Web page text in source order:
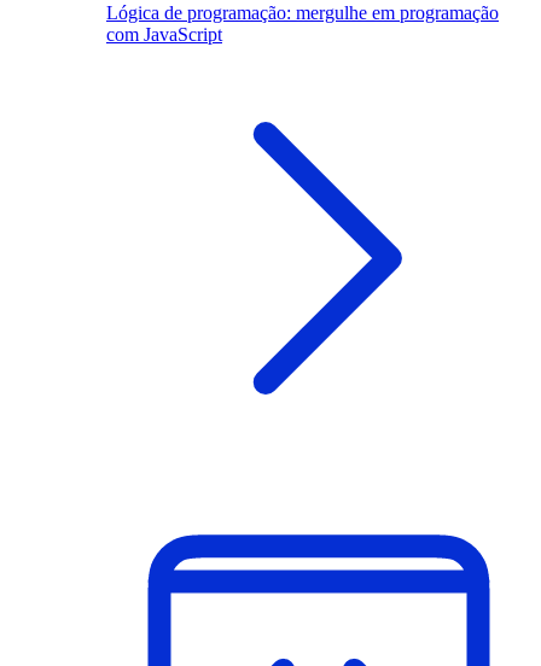
Lógica de programação: mergulhe em programação
com JavaScript